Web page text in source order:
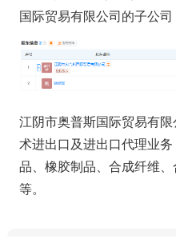
国际贸易有限公司的子公司
江阴市奥普斯国际贸易有
术进出口及进出口代理业
品、橡胶制品、合成纤维
等。